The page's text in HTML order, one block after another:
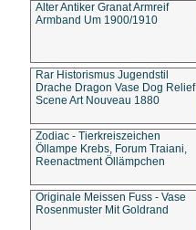
Alter Antiker Granat Armreif
Armband Um 1900/1910
Rar Historismus Jugendstil
Drache Dragon Vase Dog Relief
Scene Art Nouveau 1880
Zodiac - Tierkreiszeichen
Öllampe Krebs, Forum Traiani,
Reenactment Öllämpchen
Originale Meissen Fuss - Vase
Rosenmuster Mit Goldrand